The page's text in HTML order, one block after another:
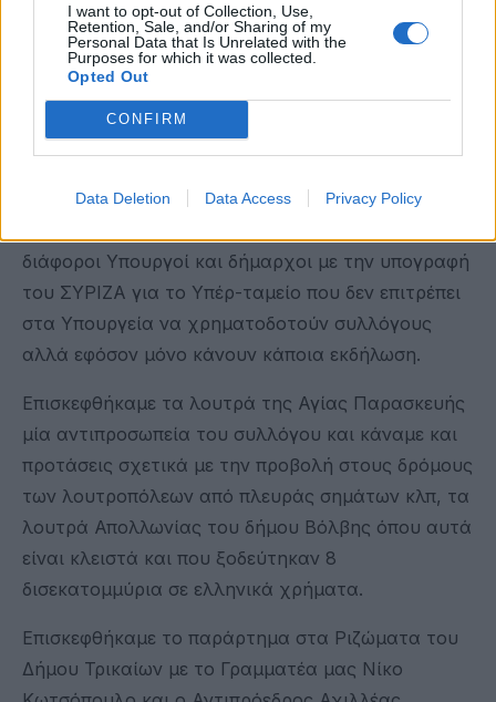
I want to opt-out of Collection, Use,
Retention, Sale, and/or Sharing of my
Personal Data that Is Unrelated with the
Purposes for which it was collected.
Opted Out
CONFIRM
Data Deletion Data Access Privacy Policy
2022 και Ελπίδα μας είναι ότι το 2023 αν (ζούμε
βέβαια) να είναι καλύτερο από αυτό του 2022
Αυτά τα λίγα να ευχαριστήσω τα μέλη του
διοικητικού συμβουλίου που όταν παρών στις
πήραμε καμιά δεκάρα από κανέναν φορέα και
διάφοροι Υπουργοί και δήμαρχοι με την υπογραφή
του ΣΥΡΙΖΑ για το Υπέρ-ταμείο που δεν επιτρέπει
στα Υπουργεία να χρηματοδοτούν συλλόγους
αλλά εφόσον μόνο κάνουν κάποια εκδήλωση.
Επισκεφθήκαμε τα λουτρά της Αγίας Παρασκευής
μία αντιπροσωπεία του συλλόγου και κάναμε και
προτάσεις σχετικά με την προβολή στους δρόμους
των λουτροπόλεων από πλευράς σημάτων κλπ, τα
λουτρά Απολλωνίας του δήμου Βόλβης όπου αυτά
είναι κλειστά και που ξοδεύτηκαν 8
δισεκατομμύρια σε ελληνικά χρήματα.
Επισκεφθήκαμε το παράρτημα στα Ριζώματα του
Δήμου Τρικαίων με το Γραμματέα μας Νίκο